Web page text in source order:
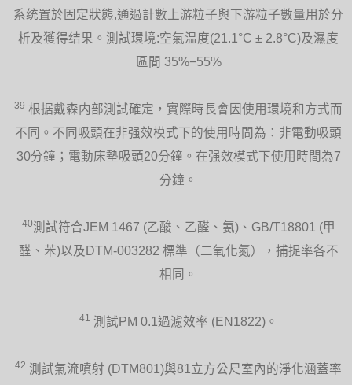
系统置於固定狀態,通過計數上游粒子與下游粒子數量用於分
析及獲得结果。測試環境:空氣温度(21.1°C ± 2.8°C)及濕度
區間 35%−55%
39 根据戴森内部測試確定，實際時長會因使用環境和方式而
不同。不同吸頭在非强效模式下的使用時間為：非電動吸頭
30分鐘；電動床墊吸頭20分鐘。在强效模式下使用時間為7
分鐘。
40測試符合JEM 1467 (乙酸、乙醛、氨)、GB/T18801 (甲
醛、苯)以及DTM-003282 標準（二氧化氮），捕捉率各不
相同。
41 測試PM 0.1過濾效率 (EN1822)。
42 測試氣流噴射 (DTM801)與81立方公尺室內的淨化涵蓋率